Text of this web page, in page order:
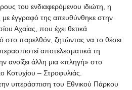
του ενδιαφερόμενου ιδιώτη, η
με έγγραφό της απευθύνθηκε στην
Αχαΐας, που έχει θετικά
στο παρελθόν, ζητώντας να το θέσει
αποτελεσματικά τη
ανοίξει άλλη μια «πληγή» στο
Κοτυχίου – Στροφυλιάς.
υπεράσπιση του Εθνικού Πάρκου